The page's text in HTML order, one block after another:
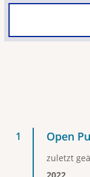
Open
zuletzt